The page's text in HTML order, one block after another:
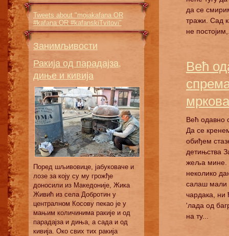
Tweets about "mojakafana OR
#kafana OR #kafanskiTvitovi"
Занимљивости
Ракија од парадајза,
диње и кивија
Поред шљивовице, јабуковаче и
лозе за коју су му грожђе
доносили из Македоније, Жика
Живић из села Добротин у
централном Косову пекао је у
мањим количинима ракије и од
парадајза и диња, а сада и од
кивија. Око свих тих ракија
да се
тражи. Сад
не
Већ
мркова
Већ одавно
Да се
обиђем
детињства
жеља мине.
неколико
салаш мали
чардака, ни
'лада од
на ту...